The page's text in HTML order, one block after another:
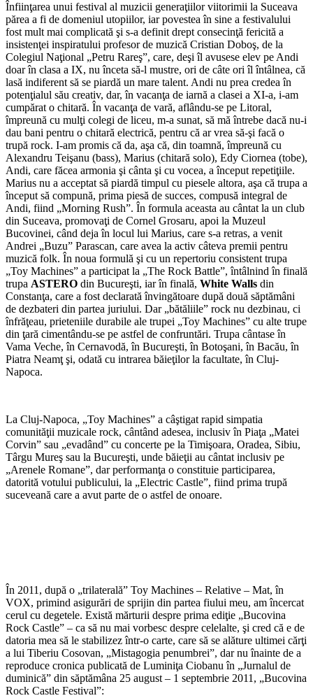
Înfiinţarea unui festival al muzicii generaţiilor viitorimii la Suceava
părea a fi de domeniul utopiilor, iar povestea în sine a festivalului
fost mult mai complicată şi s-a definit drept consecinţă fericită a
insistenţei inspiratului profesor de muzică Cristian Doboş, de la
Colegiul Naţional „Petru Rareş”, care, deşi îl avusese elev pe Andi
doar în clasa a IX, nu înceta să-l mustre, ori de câte ori îl întâlnea, că
lasă indiferent să se piardă un mare talent. Andi nu prea credea în
potenţialul său creativ, dar, în vacanţa de iarnă a clasei a XI-a, i-am
cumpărat o chitară. În vacanţa de vară, aflându-se pe Litoral,
împreună cu mulţi colegi de liceu, m-a sunat, să mă întrebe dacă nu-i
dau bani pentru o chitară electrică, pentru că ar vrea să-şi facă o
trupă rock. I-am promis că da, aşa că, din toamnă, împreună cu
Alexandru Teişanu (bass), Marius (chitară solo), Edy Ciornea (tobe),
Andi, care făcea armonia şi cânta şi cu vocea, a început repetiţiile.
Marius nu a acceptat să piardă timpul cu piesele altora, aşa că trupa a
început să compună, prima piesă de succes, compusă integral de
Andi, fiind „Morning Rush”. În formula aceasta au cântat la un club
din Suceava, promovaţi de Cornel Grosaru, apoi la Muzeul
Bucovinei, când deja în locul lui Marius, care s-a retras, a venit
Andrei „Buzu” Parascan, care avea la activ câteva premii pentru
muzică folk. În noua formulă şi cu un repertoriu consistent trupa
„Toy Machines” a participat la „The Rock Battle”, întâlnind în finală
trupa ASTERO din Bucureşti, iar în finală, White Walls din
Constanţa, care a fost declarată învingătoare după două săptămâni
de dezbateri din partea juriului. Dar „bătăliile” rock nu dezbinau, ci
înfrăţeau, prieteniile durabile ale trupei „Toy Machines” cu alte trupe
din ţară cimentându-se pe astfel de confruntări. Trupa cântase în
Vama Veche, în Cernavodă, în Bucureşti, în Botoşani, în Bacău, în
Piatra Neamţ şi, odată cu intrarea băieţilor la facultate, în Cluj-
Napoca.
La Cluj-Napoca, „Toy Machines” a câştigat rapid simpatia
comunităţii muzicale rock, cântând adesea, inclusiv în Piaţa „Matei
Corvin” sau „evadând” cu concerte pe la Timişoara, Oradea, Sibiu,
Târgu Mureş sau la Bucureşti, unde băieţii au cântat inclusiv pe
„Arenele Romane”, dar performanţa o constituie participarea,
datorită votului publicului, la „Electric Castle”, fiind prima trupă
suceveană care a avut parte de o astfel de onoare.
În 2011, după o „trilaterală” Toy Machines – Relative – Mat, în
VOX, primind asigurări de sprijin din partea fiului meu, am încercat
cerul cu degetele. Există mărturii despre prima ediţie „Bucovina
Rock Castle” – ca să nu mai vorbesc despre celelalte, şi cred că e de
datoria mea să le stabilizez într-o carte, care să se alăture ultimei cărţi
a lui Tiberiu Cosovan, „Mistagogia penumbrei”, dar nu înainte de a
reproduce cronica publicată de Luminiţa Ciobanu în „Jurnalul de
duminică” din săptămâna 25 august – 1 septembrie 2011, „Bucovina
Rock Castle Festival”: